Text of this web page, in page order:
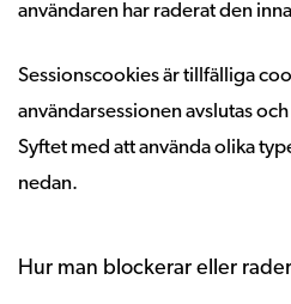
användaren har raderat den
Sessionscookies är tillfälliga
användarsessionen avslutas
Syftet med att använda olika
nedan.
Hur man blockerar eller